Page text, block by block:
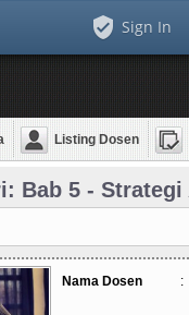
Sign In
Listing Dosen
Bab 5 -
Nama Dosen :